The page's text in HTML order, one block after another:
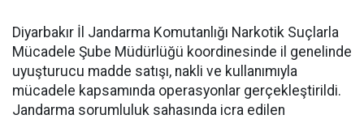
Diyarbakır İl Jandarma Komutanlığı Narkotik Suçlarla
Mücadele Şube Müdürlüğü koordinesinde il genelinde
uyuşturucu madde satışı, nakli ve kullanımıyla
mücadele kapsamında operasyonlar gerçekleştirildi.
Jandarma sorumluluk sahasında icra edilen